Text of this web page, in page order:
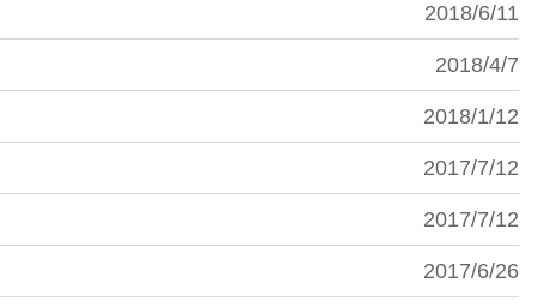
2018/6/11
2018/4/7
2018/1/12
2017/7/12
2017/7/12
2017/6/26